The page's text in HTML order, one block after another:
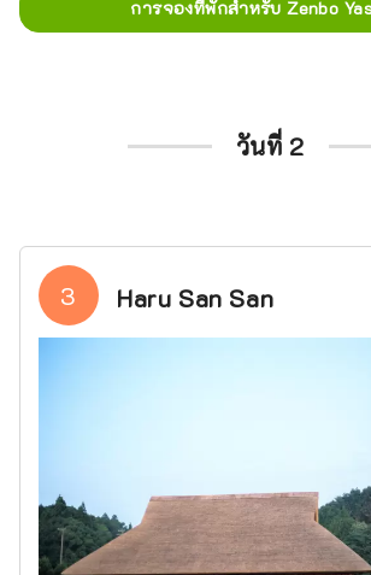
การจองที่พักสำหรับ Zenbo
วันที่ 2
3 Haru San San